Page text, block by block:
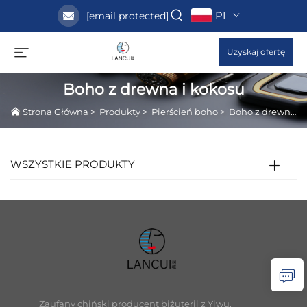
[email protected] PL
Uzyskaj ofertę
Boho z drewna i kokosu
Strona Główna > Produkty > Pierścień boho > Boho z drewna i kokosu
WSZYSTKIE PRODUKTY
Zaufany chiński producent biżuterii z Yiwu,